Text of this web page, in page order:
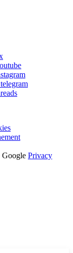
Google Privacy